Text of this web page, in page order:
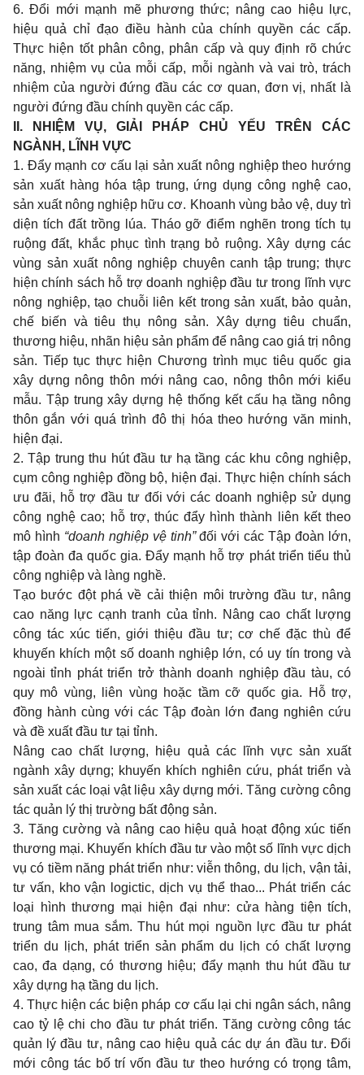
6. Đổi mới mạnh mẽ phương thức; nâng cao hiệu lực,
hiệu quả chỉ đạo điều hành của chính quyền các cấp.
Thực hiện tốt phân công, phân cấp và quy định rõ chức
năng, nhiệm vụ của mỗi cấp, mỗi ngành và vai trò, trách
nhiệm của người đứng đầu các cơ quan, đơn vị, nhất là
người đứng đầu chính quyền các cấp.
II. NHIỆM VỤ, GIẢI PHÁP CHỦ YẾU TRÊN CÁC
NGÀNH, LĨNH VỰC
1. Đẩy mạnh cơ cấu lại sản xuất nông nghiệp theo hướng
sản xuất hàng hóa tập trung, ứng dụng công nghệ cao,
sản xuất nông nghiệp hữu cơ. Khoanh vùng bảo vệ, duy trì
diện tích đất trồng lúa. Tháo gỡ điểm nghẽn trong tích tụ
ruộng đất, khắc phục tình trạng bỏ ruộng. Xây dựng các
vùng sản xuất nông nghiệp chuyên canh tập trung; thực
hiện chính sách hỗ trợ doanh nghiệp đầu tư trong lĩnh vực
nông nghiệp, tạo chuỗi liên kết trong sản xuất, bảo quản,
chế biến và tiêu thụ nông sản. Xây dựng tiêu chuẩn,
thương hiệu, nhãn hiệu sản phẩm để nâng cao giá trị nông
sản. Tiếp tục thực hiện Chương trình mục tiêu quốc gia
xây dựng nông thôn mới nâng cao, nông thôn mới kiểu
mẫu. Tập trung xây dựng hệ thống kết cấu hạ tầng nông
thôn gắn với quá trình đô thị hóa theo hướng văn minh,
hiện đại.
2. Tập trung thu hút đầu tư hạ tầng các khu công nghiệp,
cụm công nghiệp đồng bộ, hiện đại. Thực hiện chính sách
ưu đãi, hỗ trợ đầu tư đối với các doanh nghiệp sử dụng
công nghệ cao; hỗ trợ, thúc đẩy hình thành liên kết theo
mô hình “doanh nghiệp vệ tinh”đối với các Tập đoàn lớn,
tập đoàn đa quốc gia. Đẩy mạnh hỗ trợ phát triển tiểu thủ
công nghiệp và làng nghề.
Tạo bước đột phá về cải thiện môi trường đầu tư, nâng
cao năng lực cạnh tranh của tỉnh. Nâng cao chất lượng
công tác xúc tiến, giới thiệu đầu tư; cơ chế đặc thù để
khuyến khích một số doanh nghiệp lớn, có uy tín trong và
ngoài tỉnh phát triển trở thành doanh nghiệp đầu tàu, có
quy mô vùng, liên vùng hoặc tầm cỡ quốc gia. Hỗ trợ,
đồng hành cùng với các Tập đoàn lớn đang nghiên cứu
và đề xuất đầu tư tại tỉnh.
Nâng cao chất lượng, hiệu quả các lĩnh vực sản xuất
ngành xây dựng; khuyến khích nghiên cứu, phát triển và
sản xuất các loại vật liệu xây dựng mới. Tăng cường công
tác quản lý thị trường bất động sản.
3. Tăng cường và nâng cao hiệu quả hoạt động xúc tiến
thương mại. Khuyến khích đầu tư vào một số lĩnh vực dịch
vụ có tiềm năng phát triển như: viễn thông, du lịch, vận tải,
tư vấn, kho vận logictic, dịch vụ thể thao... Phát triển các
loại hình thương mại hiện đại như: cửa hàng tiện tích,
trung tâm mua sắm. Thu hút mọi nguồn lực đầu tư phát
triển du lịch, phát triển sản phẩm du lịch có chất lượng
cao, đa dạng, có thương hiệu; đẩy mạnh thu hút đầu tư
xây dựng hạ tầng du lịch.
4. Thực hiện các biện pháp cơ cấu lại chi ngân sách, nâng
cao tỷ lệ chi cho đầu tư phát triển. Tăng cường công tác
quản lý đầu tư, nâng cao hiệu quả các dự án đầu tư. Đổi
mới công tác bố trí vốn đầu tư theo hướng có trọng tâm,